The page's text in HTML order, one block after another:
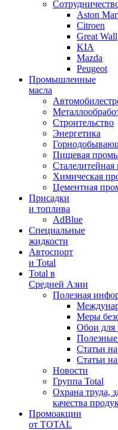
Aston
Citroen
Great Wall
KIA
Mazda
Peugeot
Промышленные
масла
Строительство
Энергетика
Пищевая
Химическая
Цементная
Присадки
и топлива
AdBlue
Специальные
жидкости
Автоспорт
и Total
Total в
Средней Азии
Полезная
Меры
Обои для
Статьи
Статьи
Новости
Группа Total
Охрана труда,
качества
Промоакции
от TOTAL